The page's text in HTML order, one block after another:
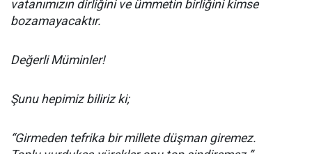
vatanımızın dirliğini ve ümmetin birliğini kimse
bozamayacaktır.
Değerli Müminler!
Şunu hepimiz biliriz ki;
“Girmeden tefrika bir millete düşman giremez.